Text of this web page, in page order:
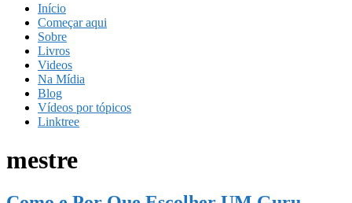
Início
Começar aqui
Sobre
Livros
Videos
Na Mídia
Blog
Vídeos por tópicos
Linktree
mestre